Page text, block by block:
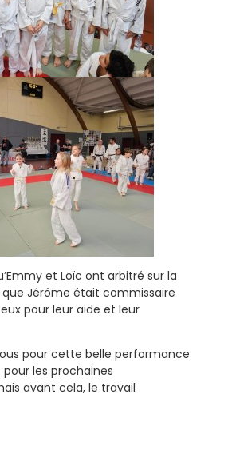
et Loïc ont arbitré sur la
Jérôme était commissaire
pour leur aide et leur
pour cette belle performance
les prochaines
avant cela, le travail